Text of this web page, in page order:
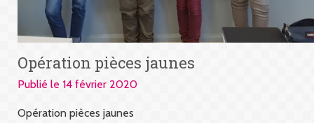
Opération pièces jaunes
Publié le 14 février 2020
Opération pièces jaunes